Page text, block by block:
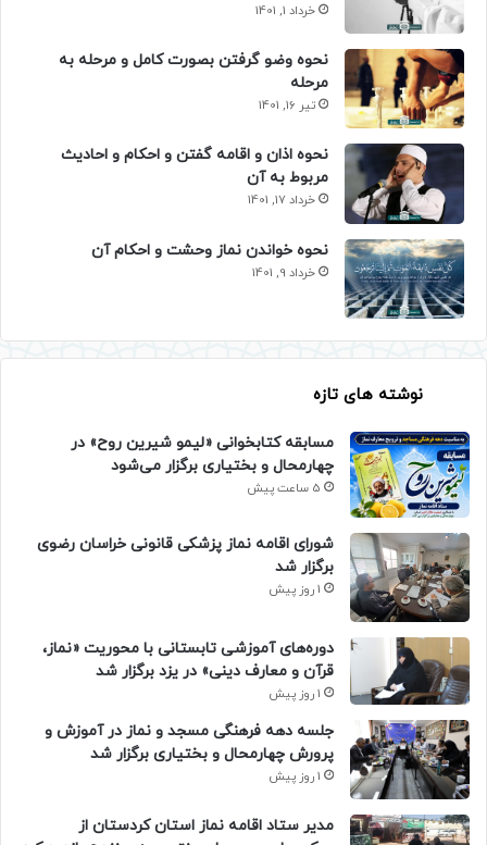
خرداد 1, 1401
نحوه وضو گرفتن بصورت کامل و مرحله به
مرحله
تیر 16, 1401
نحوه اذان و اقامه گفتن و احکام و احادیث
مربوط به آن
خرداد 17, 1401
نحوه خواندن نماز وحشت و احکام آن
خرداد 9, 1401
نوشته های تازه
مسابقه کتابخوانی «لیمو شیرین روح» در
چهارمحال و بختیاری برگزار می‌شود
5 ساعت پیش
شورای اقامه نماز پزشکی قانونی خراسان رضوی
برگزار شد
1 روز پیش
دوره‌های آموزشی تابستانی با محوریت «نماز،
قرآن و معارف دینی» در یزد برگزار شد
1 روز پیش
جلسه دهه فرهنگی مسجد و نماز در آموزش و
پرورش چهارمحال و بختیاری برگزار شد
1 روز پیش
مدیر ستاد اقامه نماز استان کردستان از